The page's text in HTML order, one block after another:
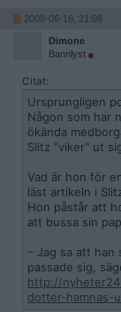
2009-06-16, 21:08
Dimone
Bannlyst
Citat:
Ursprungligen
Någon som har
ökända
Slitz "viker" ut
Vad är hon för
läst artikeln i
Hon påstår att
att bussa sin
– Jag sa att han
passade sig,
http://
dotter-hamnas-